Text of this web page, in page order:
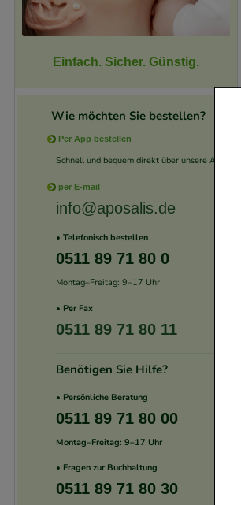
Einfach. Sicher. Günstig.
Wie möchten Sie bestellen?
Per App bestellen
Schnell und bequem direkt über unsere App.
per E-mail
info@aposalis.de
• Telefonisch bestellen
0511 89 71 80 0
Montag–Freitag: 9–17 Uhr
• Per Fax
0511 89 71 80 11
Benötigen Sie Hilfe?
• Persönliche Beratung
0511 89 71 80 00
Montag–Freitag: 9–17 Uhr
• Fragen zur Buchhaltung
0511 89 71 80 30